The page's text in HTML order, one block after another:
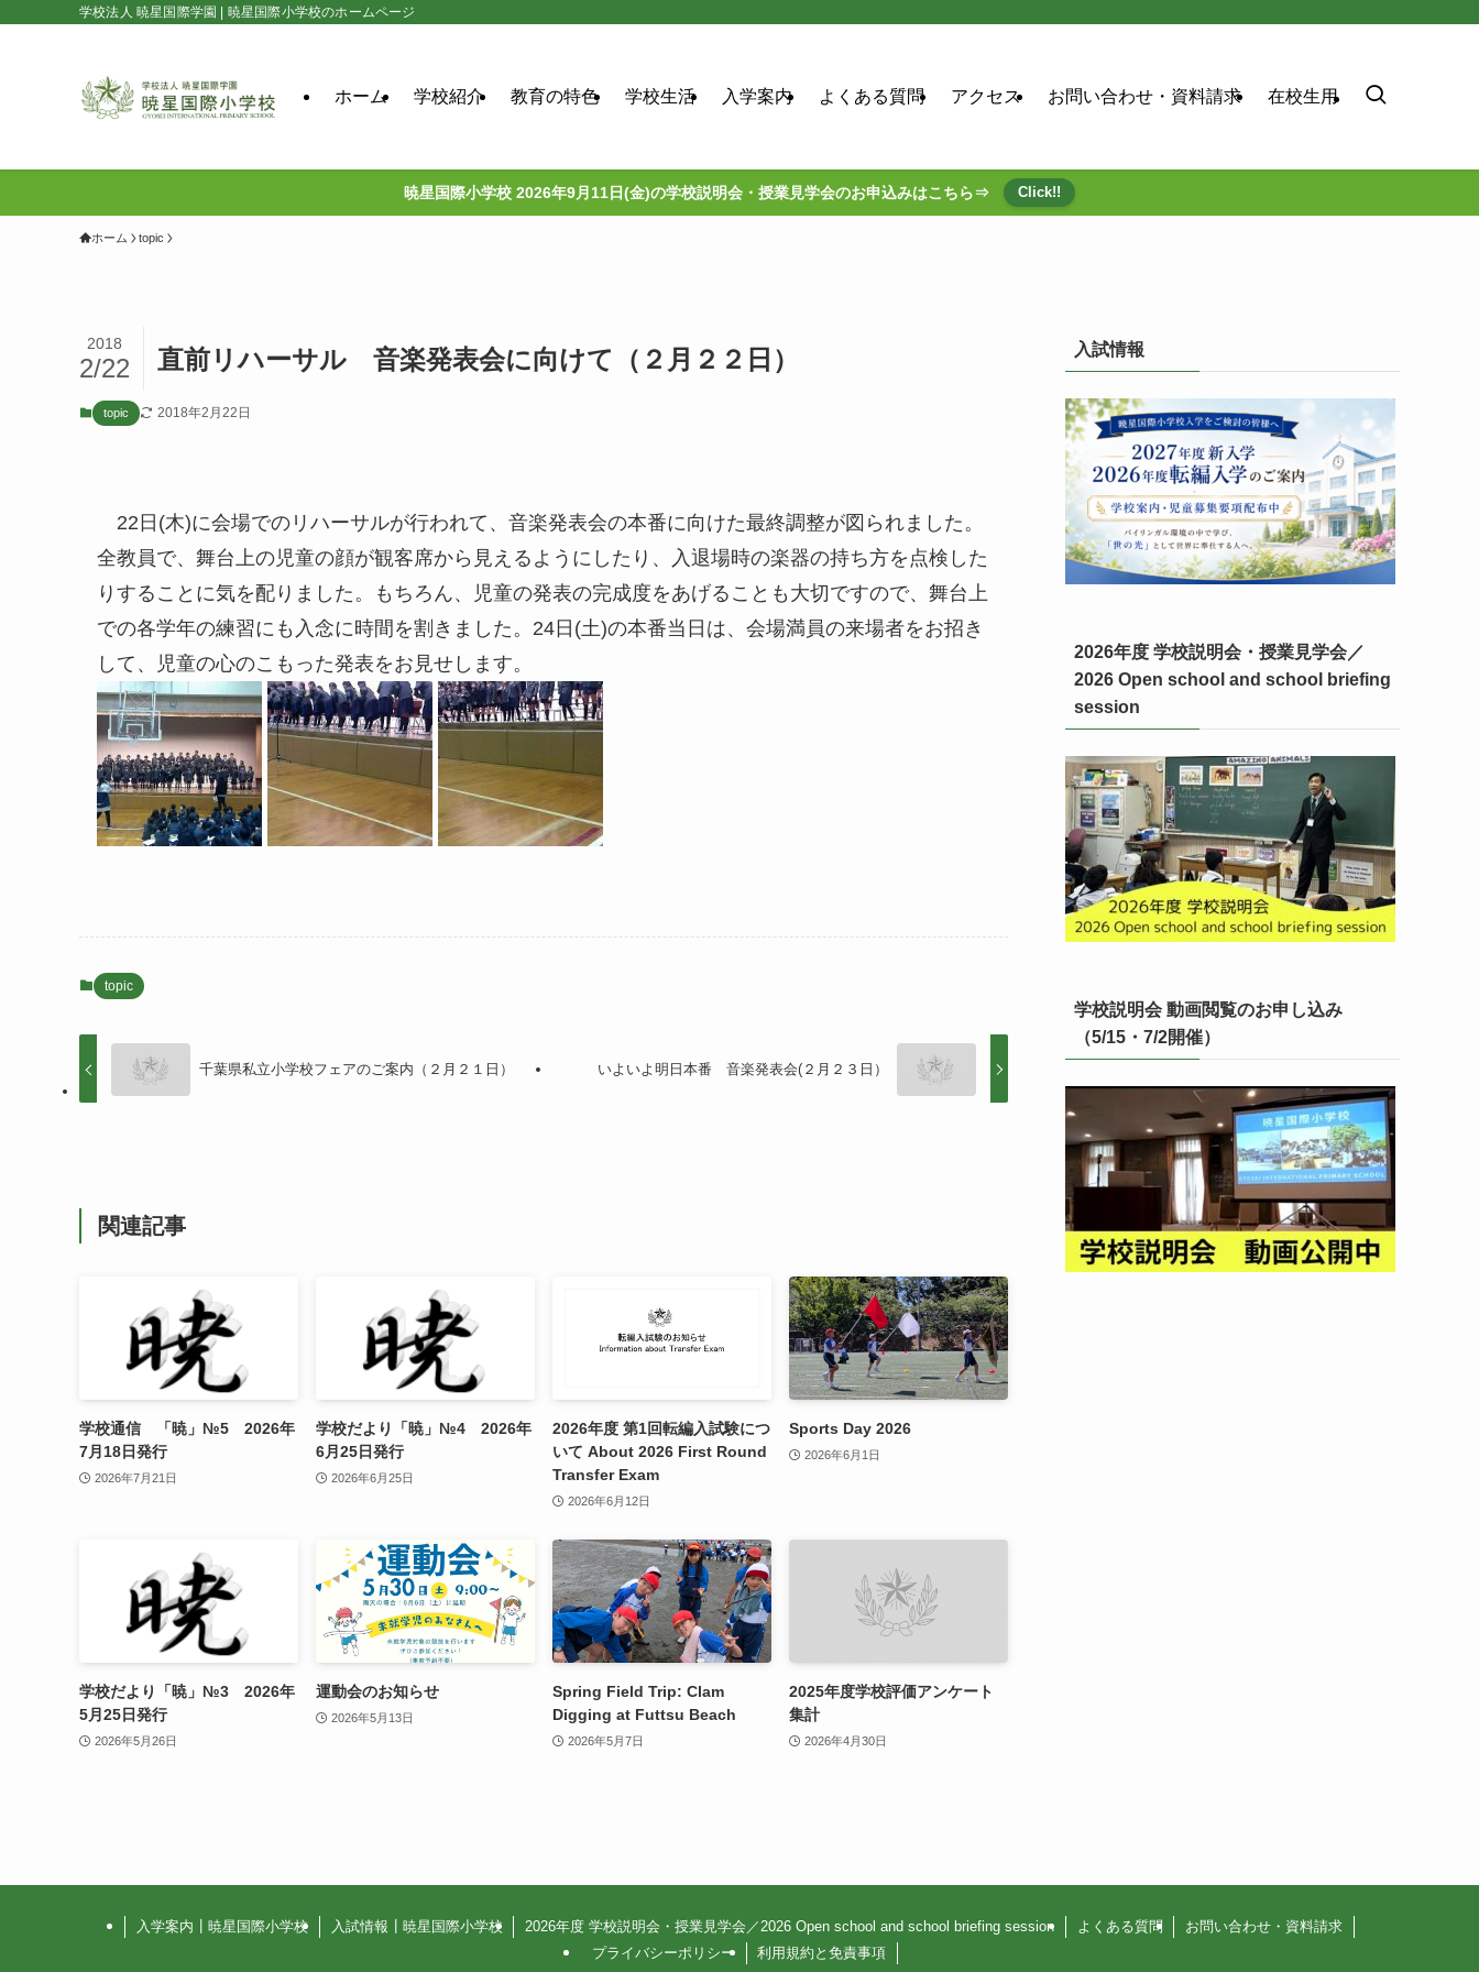
学校法人 暁星国際学園 | 暁星国際小学校のホームページ
ホーム 学校紹介 教育の特色 学校生活 入学案内 よくある質問 アクセス お問い合わせ・資料請求 在校生用
暁星国際小学校 2026年9月11日(金)の学校説明会・授業見学会のお申込みはこちら⇒ Click!!
ホーム topic
直前リハーサル 音楽発表会に向けて（２月２２日）
2018
2/22
topic 2018年2月22日
22日(木)に会場でのリハーサルが行われて、音楽発表会の本番に向けた最終調整が図られました。
全教員で、舞台上の児童の顔が観客席から見えるようにしたり、入退場時の楽器の持ち方を点検した
りすることに気を配りました。もちろん、児童の発表の完成度をあげることも大切ですので、舞台上
での各学年の練習にも入念に時間を割きました。24日(土)の本番当日は、会場満員の来場者をお招き
して、児童の心のこもった発表をお見せします。
topic
千葉県私立小学校フェアのご案内（２月２１日） いよいよ明日本番 音楽発表会(２月２３日）
関連記事
学校通信 「暁」№5 2026年
7月18日発行
2026年7月21日
学校だより「暁」№4 2026年
6月25日発行
2026年6月25日
2026年度 第1回転編入試験につ
いて About 2026 First Round
Transfer Exam
2026年6月12日
Sports Day 2026
2026年6月1日
学校だより「暁」№3 2026年
5月25日発行
2026年5月26日
運動会のお知らせ
2026年5月13日
Spring Field Trip: Clam
Digging at Futtsu Beach
2026年5月7日
2025年度学校評価アンケート
集計
2026年4月30日
入試情報
2026年度 学校説明会・授業見学会／
2026 Open school and school briefing
session
学校説明会 動画閲覧のお申し込み
（5/15・7/2開催）
入学案内┃暁星国際小学校 入試情報┃暁星国際小学校 2026年度 学校説明会・授業見学会／2026 Open school and school briefing session よくある質問
お問い合わせ・資料請求
プライバシーポリシー
利用規約と免責事項